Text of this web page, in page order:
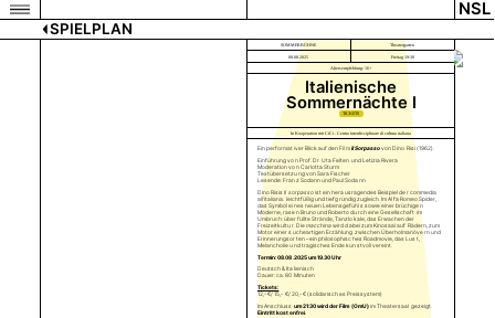
NSL
SPIELPLAN
SOMMERBÜHNE Theatergarten
08.08.2025 Freitag 19:30
Altersempfehlung: 16+
Italienische
Sommernächte I
TICKETS
In Kooperation mit CiCi - Centro interdisciplinare di cultura italiana
Ein performativer Blick auf den FilmIl Sorpassovon Dino Risi (1962).
Einführung von Prof. Dr. Uta Felten und Letizia Rivera
Moderation von Carlotta Sturm
Textübersetzung von Sara Fischer
Lesende: Franz Sodann und Paul Sodann
Dino RisisIl sorpassoist ein herausragendes Beispiel der commedia
all’italiana: leichtfüßig und tiefgründig zugleich. Im Alfa Romeo Spider,
das Symbol eines neuen Lebensgefühls sowie einer brüchigen
Moderne, rasen Bruno und Roberto durch eine Gesellschaft im
Umbruch: überfüllte Strände, Tanzlokale, das Erwachen der
Freizeitkultur. Diemacchinawird dabei zum Kinosaal auf Rädern, zum
Motor einer sucheartigen Erzählung zwischen Überholmanövern und
Erinnerungsorten – ein philosophisches Roadmovie, das Lust,
Melancholie und tragisches Ende kunstvoll vereint.
Termin: 08.08.2025 um 19.30 Uhr
Deutsch & Italienisch
Dauer: ca. 80 Minuten
Tickets:
12,- €/ 15,- €/ 20,- € (solidarisches Preissystem)
Im Anschluss um 21:30 wird der Film (OmU)im Theatersaal gezeigt.
Eintritt kostenfrei.